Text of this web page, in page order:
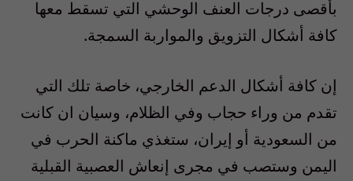
بأقصى درجات العنف الوحشي التي تسقط معها
كافة أشكال التزويق والمواربة السمجة.
إن كافة أشكال الدعم الخارجي، خاصة تلك التي
تقدم من وراء حجاب وفي الظلام، وسيان ان كانت
من السعودية أو إيران، ستغذي ماكنة الحرب في
اليمن وستصب في مجرى إنعاش العصبية القبلية